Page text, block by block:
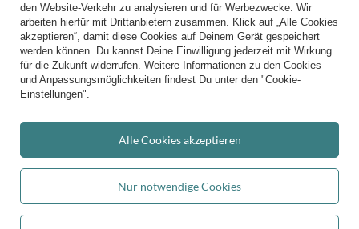
Bequeme Lieferung
Du kannst uns vertrauen
Folge uns:
den Website-Verkehr zu analysieren und für Werbezwecke. Wir
arbeiten hierfür mit Drittanbietern zusammen. Klick auf „Alle Cookies
akzeptieren“, damit diese Cookies auf Deinem Gerät gespeichert
werden können. Du kannst Deine Einwilligung jederzeit mit Wirkung
für die Zukunft widerrufen. Weitere Informationen zu den Cookies
und Anpassungsmöglichkeiten findest Du unter den "Cookie-
Einstellungen".
Nur notwendige Cookies
Alle Cookies akzeptieren